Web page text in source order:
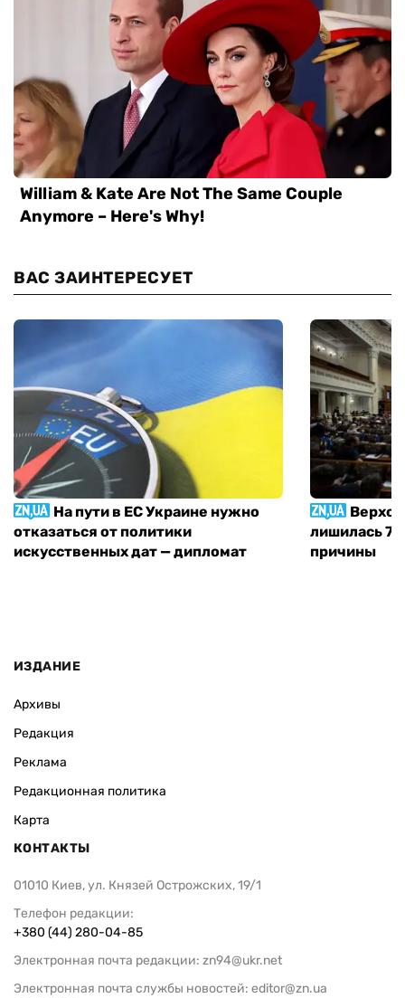
ВАС ЗАИНТЕРЕСУЕТ
На пути в ЕС Украине нужно
отказаться от политики
искусственных дат — дипломат
лишилась 71
причины
ИЗДАНИЕ
Архивы
Редакция
Реклама
Редакционная политика
Карта
КОНТАКТЫ
01010 Киев, ул. Князей Острожских, 19/1
Телефон редакции:
+380 (44) 280-04-85
Электронная почта редакции: zn94@ukr.net
Электронная почта службы новостей: editor@zn.ua